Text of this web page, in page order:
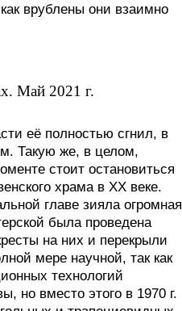
врублены они взаимно
Май 2021 г.
её полностью сгнил, в
Такую же, в целом,
стоит остановиться
храма в XX веке.
главе зияла огромная
была проведена
на них и перекрыли
мере научной, так как
технологий
но вместо этого в 1970 г.